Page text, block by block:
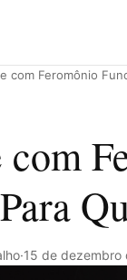
com Feromônio
com
·15 de dezembro